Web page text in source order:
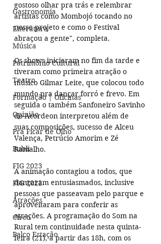
Gastronomia
Literatura
Música
Patrimônio Cultural
Teatro
Formação | Oficinas
Opinião
Pra Ficar de Olho
Publi
FIG 2023
FIG 2022
Atrações
Circo
Palco Estação
gostoso olhar pra trás e relembrar
artistas como Mombojó tocando no
nosso projeto e como o Festival
abraçou a gente", completa.
Os shows iniciaram no fim da tarde e
tiveram como primeira atração o
músico Gilmar Leite, que colocou todo
mundo pra dançar forró e frevo. Em
seguida o também Sanfoneiro Savinho
do Acordeon interpretou além de
suas composições, sucesso de Alceu
Valença, Petrúcio Amorim e Zé
Ramalho.
A animação contagiou a todos, que
dançaram entusiasmados, inclusive
pessoas que passeavam pelo parque e
aproveitaram para conferir as
atrações. A programação do Som na
Rural tem continuidade nesta quinta-
feira (21), a partir das 18h, com os